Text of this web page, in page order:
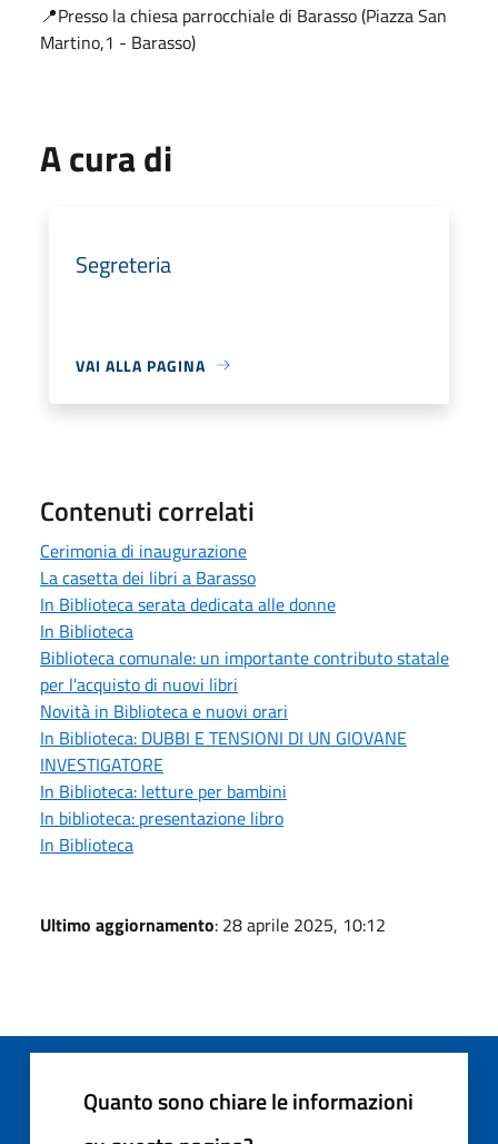
📍Presso la chiesa parrocchiale di Barasso (Piazza San
Martino,1 - Barasso)
A cura di
Segreteria
VAI ALLA PAGINA
Contenuti correlati
Cerimonia di inaugurazione
La casetta dei libri a Barasso
In Biblioteca serata dedicata alle donne
In Biblioteca
Biblioteca comunale: un importante contributo statale
per l'acquisto di nuovi libri
Novità in Biblioteca e nuovi orari
In Biblioteca: DUBBI E TENSIONI DI UN GIOVANE
INVESTIGATORE
In Biblioteca: letture per bambini
In biblioteca: presentazione libro
In Biblioteca
Ultimo aggiornamento: 28 aprile 2025, 10:12
Quanto sono chiare le informazioni